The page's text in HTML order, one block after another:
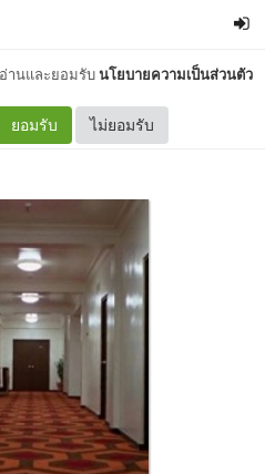
านและยอมรับนโยบายความเป็นส่วนตัว
ยอมรับ ไม่ยอมรับ